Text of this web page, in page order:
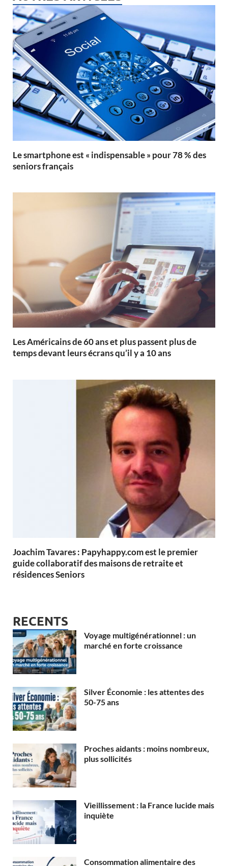
Le smartphone est « indispensable » pour 78 % des
seniors français
Les Américains de 60 ans et plus passent plus de
temps devant leurs écrans qu’il y a 10 ans
Joachim Tavares : Papyhappy.com est le premier
guide collaboratif des maisons de retraite et
résidences Seniors
RECENTS
Voyage multigénérationnel : un
marché en forte croissance
Silver Économie : les attentes des
50-75 ans
Proches aidants : moins nombreux,
plus sollicités
Vieillissement : la France lucide mais
inquiète
Consommation alimentaire des